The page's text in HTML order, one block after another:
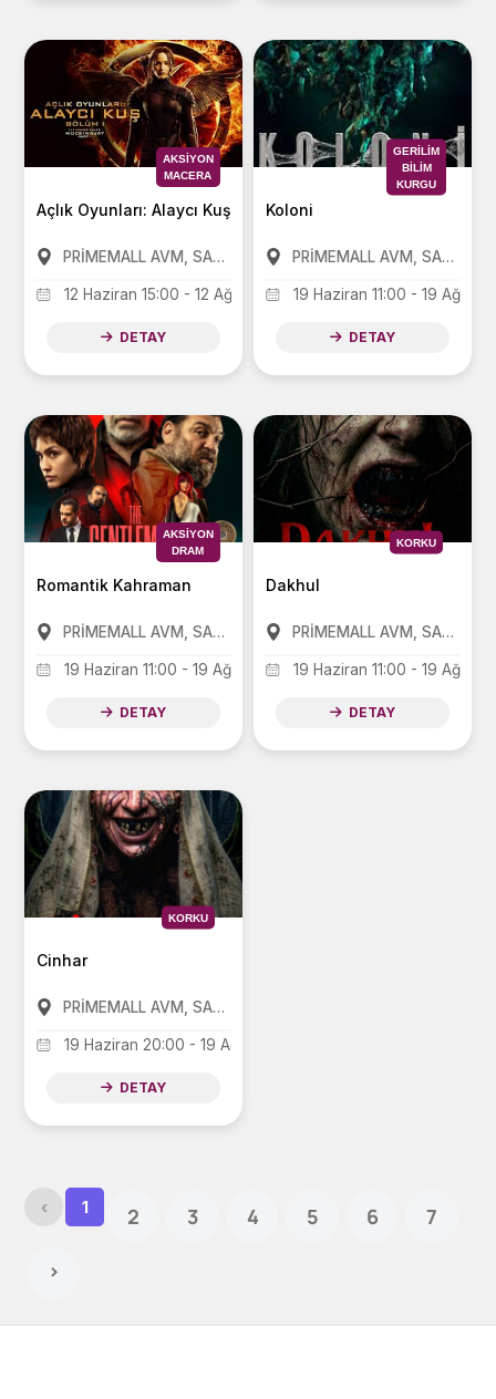
AKSIYON
MACERA
Açlık Oyunları: Alaycı Kuş Bölüm 1
PRİMEMALL AVM, SANKO PARK AVM, FORUM AVM
12 Haziran 15:00 - 12 Ağustos 21:00
DETAY
GERILIM
BILIM
KURGU
Koloni
PRİMEMALL AVM, SANKO PARK AVM, FORUM AVM
19 Haziran 11:00 - 19
DETAY
AKSIYON
DRAM
Romantik Kahraman
PRİMEMALL AVM, SANKO PARK AVM, FORUM AVM
19 Haziran 11:00 - 19 Ağustos 20:00
DETAY
KORKU
Dakhul
PRİMEMALL AVM, SANKO PARK AVM, FORUM AVM
19 Haziran 11:00 - 19
DETAY
KORKU
Cinhar
PRİMEMALL AVM, SANKO PARK AVM, FORUM AVM
19 Haziran 20:00 - 19 Ağustos 20:00
DETAY
‹ 1 2 3 4 5 6 7
›